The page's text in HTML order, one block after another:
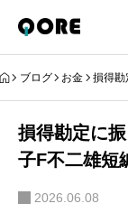
ブログ お金 損得勘
損得勘定に
子F不二雄短
2026.06.08